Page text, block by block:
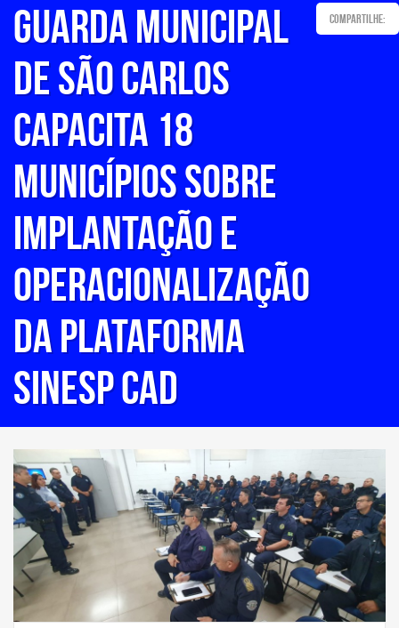
GUARDA MUNICIPAL
DE SÃO CARLOS
CAPACITA 18
MUNICÍPIOS SOBRE
IMPLANTAÇÃO E
OPERACIONALIZAÇÃO
DA PLATAFORMA
SINESP CAD
Compartilhe: